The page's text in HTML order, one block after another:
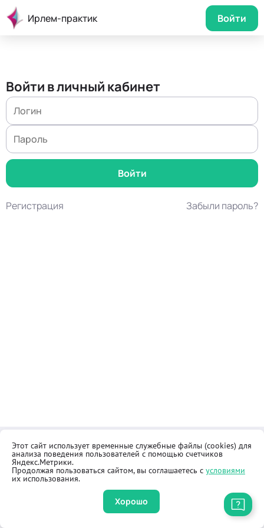
Ирлем-практик Войти
Войти в личный кабинет
Регистрация Забыли пароль?
Контакты
Как купить
Общественная приёмная
Реквизиты
Оферта
Правила продажи товаров
Этот сайт использует временные служебные файлы (cookies) для
анализа поведения пользователей с помощью счетчиков
Яндекс.Метрики.
Продолжая пользоваться сайтом, вы соглашаетесь с условиями
их использования.
Хорошо